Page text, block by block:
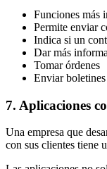
Funciones más
Permite enviar
Indica si un
Dar más
Tomar órdenes
Enviar
7. Aplicaciones
Una empresa que
con sus clientes tiene